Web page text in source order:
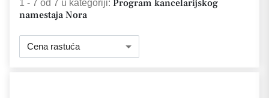
1 - 7 od 7 u kategoriji: Program kancelarijskog
namestaja Nora
Cena rastuća